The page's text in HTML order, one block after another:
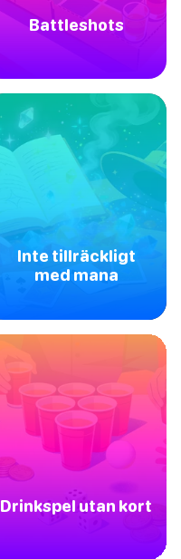
Battleshots
Inte tillräckligt
med mana
Drinkspel utan kort